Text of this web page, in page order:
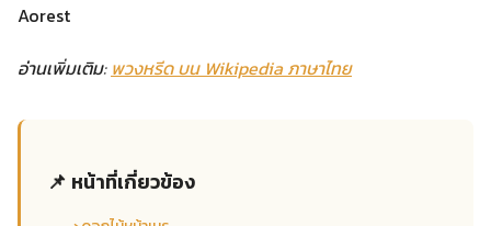
Aorest
อ่านเพิ่มเติม: พวงหรีด บน Wikipedia ภาษาไทย
📌 หน้าที่เกี่ยวข้อง